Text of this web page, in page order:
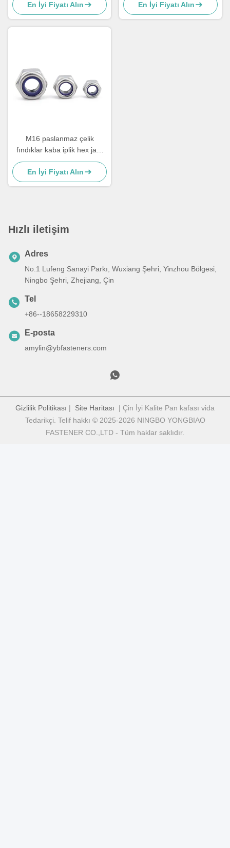
En İyi Fiyatı Alın Kaba iplik
En İyi Fiyatı Alın
M16 paslanmaz çelik
fındıklar kaba iplik hex jam
fındıklar 8. sınıf8
En İyi Fiyatı Alın
Hızlı iletişim
Adres
No.1 Lufeng Sanayi Parkı, Wuxiang Şehri, Yinzhou Bölgesi,
Ningbo Şehri, Zhejiang, Çin
Tel
+86--18658229310
E-posta
amylin@ybfasteners.com
Gizlilik Politikası | Site Haritası | Çin İyi Kalite Pan kafası vida
Tedarikçi. Telif hakkı © 2025-2026 NINGBO YONGBIAO
FASTENER CO.,LTD - Tüm haklar saklıdır.